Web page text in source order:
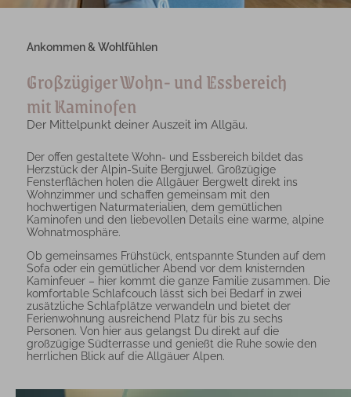
Ankommen & Wohlfühlen
Großzügiger Wohn- und Essbereich
mit Kaminofen
Der Mittelpunkt deiner Auszeit im Allgäu.
Der offen gestaltete Wohn- und Essbereich bildet das
Herzstück der Alpin-Suite Bergjuwel. Großzügige
Fensterflächen holen die Allgäuer Bergwelt direkt ins
Wohnzimmer und schaffen gemeinsam mit den
hochwertigen Naturmaterialien, dem gemütlichen
Kaminofen und den liebevollen Details eine warme, alpine
Wohnatmosphäre.
Ob gemeinsames Frühstück, entspannte Stunden auf dem
Sofa oder ein gemütlicher Abend vor dem knisternden
Kaminfeuer – hier kommt die ganze Familie zusammen. Die
komfortable Schlafcouch lässt sich bei Bedarf in zwei
zusätzliche Schlafplätze verwandeln und bietet der
Ferienwohnung ausreichend Platz für bis zu sechs
Personen. Von hier aus gelangst Du direkt auf die
großzügige Südterrasse und genießt die Ruhe sowie den
herrlichen Blick auf die Allgäuer Alpen.